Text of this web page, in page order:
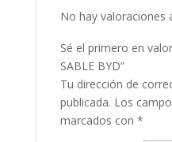
No hay valoraciones
Sé el primero en
SABLE BYD”
Tu dirección de
publicada. Los
marcados con *